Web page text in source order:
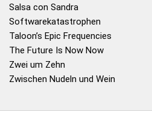
Salsa con Sandra
Softwarekatastrophen
Taloon’s Epic Frequencies
The Future Is Now Now
Zwei um Zehn
Zwischen Nudeln und Wein